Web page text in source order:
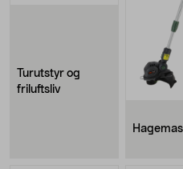
Turutstyr og
friluftsliv